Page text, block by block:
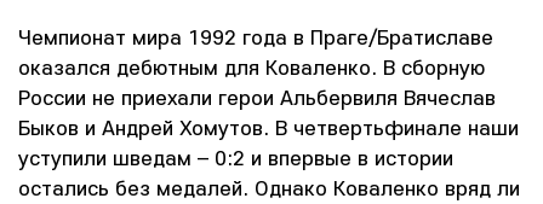
Чемпионат мира 1992 года в Праге/Братиславе
оказался дебютным для Коваленко. В сборную
России не приехали герои Альбервиля Вячеслав
Быков и Андрей Хомутов. В четвертьфинале наши
уступили шведам – 0:2 и впервые в истории
остались без медалей. Однако Коваленко вряд ли